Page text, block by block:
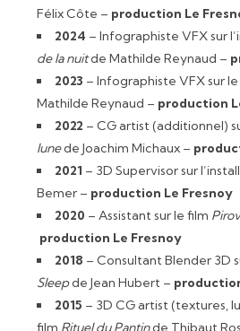
Félix Côte – production Le
2024 – Infographiste VFX sur
de la nuitde Mathilde Reynaud –
2023 – Infographiste VFX sur
Mathilde Reynaud – production
2022 – CG artist (additionnel)
lunede Joachim Michaux –
2021 – 3D Supervisor sur
Bemer – production Le Fresnoy
2020 – Assistant sur le film
production Le Fresnoy
2018 – Consultant Blender 3D
Sleepde Jean Hubert –
2015 – 3D CG artist (textures,
film Rituel du Pantinde Thibaut